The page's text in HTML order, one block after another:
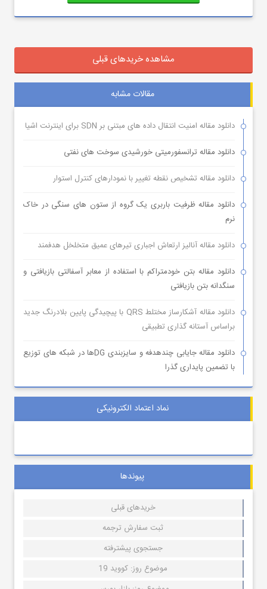
مشاهده خریدهای قبلی
مقالات مشابه
دانلود مقاله امنیت انتقال داده های مبتنی بر SDN برای اینترنت اشیا
دانلود مقاله ترانسفورمیتی خورشیدی سوخت های نفتی
دانلود مقاله تشخیص نقطه تغییر با نمودارهای کنترل استوار
دانلود مقاله ظرفیت باربری یک گروه از ستون های سنگی در خاک
نرم
دانلود مقاله آنالیز ارتعاش اجباری تیرهای عمیق متخلخل هدفمند
دانلود مقاله بتن خودمتراکم با استفاده از معابر آسفالتی بازیافتی و
سنگدانه بتن بازیافتی
دانلود مقاله آشکارساز مختلط QRS با پیچیدگی پایین بلادرنگ جدید
براساس آستانه گذاری تطبیقی
دانلود مقاله جایابی چندهدفه و سایزبندی DGها در شبکه های توزیع
با تضمین پایداری گذرا
نماد اعتماد الکترونیکی
پیوندها
خریدهای قبلی
ثبت سفارش ترجمه
جستجوی پیشترفته
موضوع روز: کووید 19